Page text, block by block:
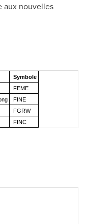
aux nouvelles
Symbole
FEME
FINE
FGRW
FINC